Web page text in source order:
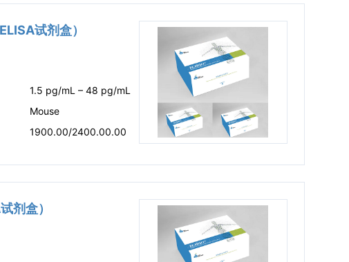
试剂盒）
1.5 pg/mL – 48 pg/mL
Mouse
1900.00/2400.00.00
剂盒）